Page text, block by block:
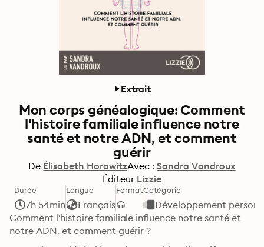
Extrait
Mon corps généalogique: Comment
l'histoire familiale influence notre
santé et notre ADN, et comment
guérir
De Élisabeth HorowitzAvec : Sandra Vandroux
Éditeur Lizzie
Durée
7h 54min
Langue
Français
FormatCatégorie
Développement
Comment l'histoire familiale influence notre santé et
notre ADN, et comment guérir ?